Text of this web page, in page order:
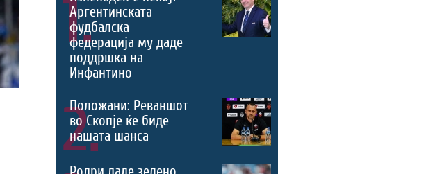
1.
Аргентинската
фудбалска
федерација му даде
поддршка на
Инфантино
2.
Положани: Реваншот
во Скопје ќе биде
нашата шанса